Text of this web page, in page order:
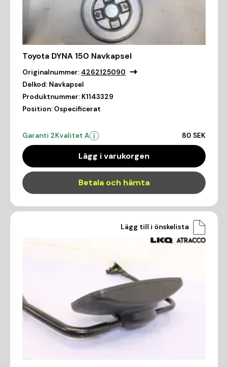
Toyota DYNA 150 Navkapsel
Originalnummer: 4262125090
Delkod: Navkapsel
Produktnummer: K1143329
Position: Ospecificerat
Garanti 2Kvalitet A 80 SEK
Lägg i varukorgen
Betala och hämta
Lägg till i önskelista